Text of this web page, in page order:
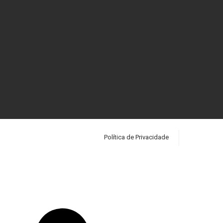
Política de Privacidade